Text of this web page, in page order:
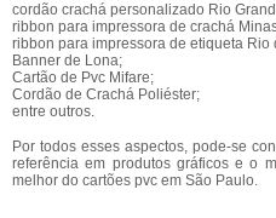
cordão crachá personalizado Rio
ribbon para impressora de crachá
ribbon para impressora de etiqueta Rio
Banner de Lona;
Cartão de Pvc Mifare;
Cordão de Crachá Poliéster;
entre outros.
Por todos esses aspectos, pode-se
referência em produtos gráficos e o
melhor do cartões pvc em São Paulo.